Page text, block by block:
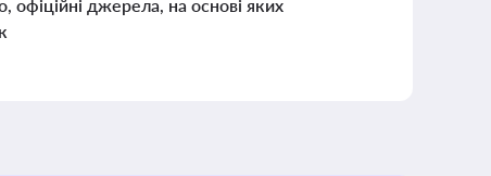
офіційні джерела, на основі яких